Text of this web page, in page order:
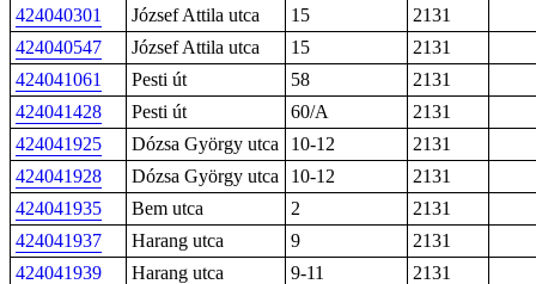
424040301
József Attila utca 15
2131
424040547
József Attila utca 15
2131
424041061
Pesti út 58
2131
424041428
Pesti út 60/A
2131
424041925
Dózsa György utca 10-12
2131
424041928
Dózsa György utca 10-12
2131
424041935
Bem utca 2
2131
424041937
Harang utca 9
2131
424041939
Harang utca 9-11
2131